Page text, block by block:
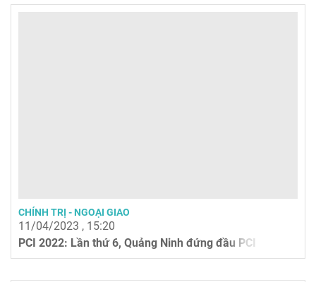
CHÍNH TRỊ - NGOẠI GIAO
11/04/2023 , 15:20
PCI 2022: Lần thứ 6, Quảng Ninh đứng đầu PCI